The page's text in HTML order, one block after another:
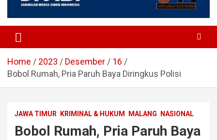
Home 2023 Desember
16
Bobol Rumah, Pria Paruh Baya Diringkus Polisi
JAWA TIMUR KRIMINAL & HUKUM MALANG NASIONAL
Bobol Rumah, Pria Paruh Baya